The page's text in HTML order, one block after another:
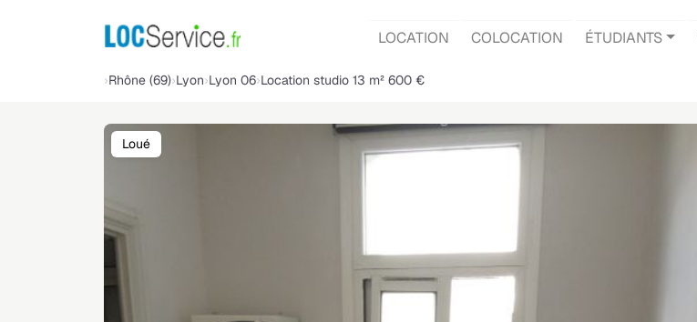
LOCATION COLOCATION ÉTUDIANTS
Rhône (69) Lyon Lyon 06 Location studio 13 m² 600 €
Loué